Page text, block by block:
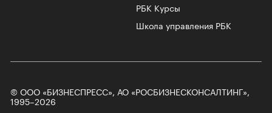
РБК Курсы
Школа управления РБК
© ООО «БИЗНЕСПРЕСС», АО «РОСБИЗНЕСКОНСАЛТИНГ»,
1995–2026